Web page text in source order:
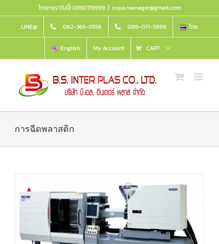
to
content
โทรหาเราวันนี้! 0890715999 | sopa.manager@gmail.com
LINE@ 062-365-0556 089-071-5999 ไทย
English My Account CART
การฉีดพลาสติก